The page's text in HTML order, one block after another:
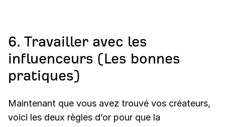
6. Travailler avec les
influenceurs (Les bonnes
pratiques)
Maintenant que vous avez trouvé vos créateurs,
voici les deux règles d’or pour que la